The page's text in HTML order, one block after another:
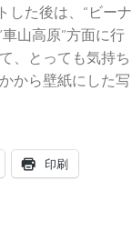
した後は、“ビーナ
山高原”方面に行
、とっても気持ち
から壁紙にした写
印刷